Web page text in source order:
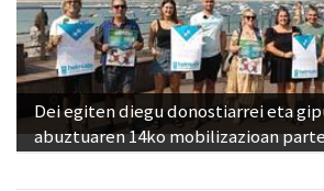
Dei egiten diegu donostiarrei eta
abuztuaren 14ko mobilizazioan